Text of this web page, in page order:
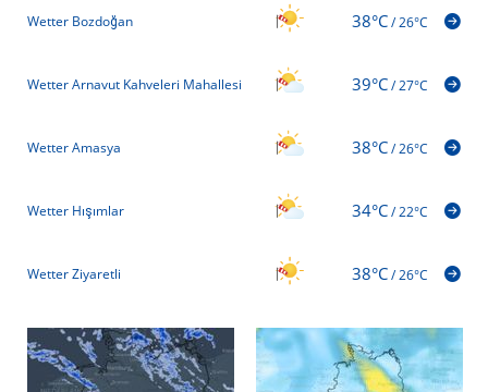
Wetter Bozdoğan 38°C/26°C
Wetter Arnavut Kahveleri Mahallesi 39°C/27°C
Wetter Amasya 38°C/26°C
Wetter Hışımlar 34°C/22°C
Wetter Ziyaretli 38°C/26°C